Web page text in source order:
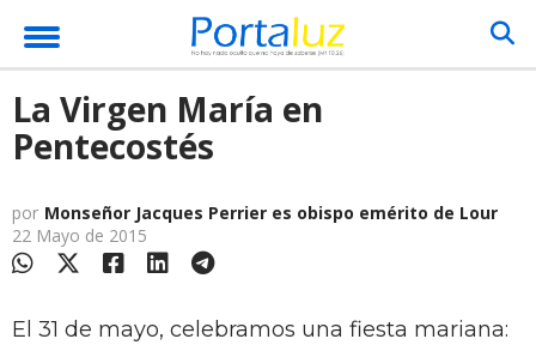
La Virgen María en
Pentecostés
por Monseñor Jacques Perrier es obispo emérito de Lour
22 Mayo de 2015
El 31 de mayo, celebramos una fiesta mariana: